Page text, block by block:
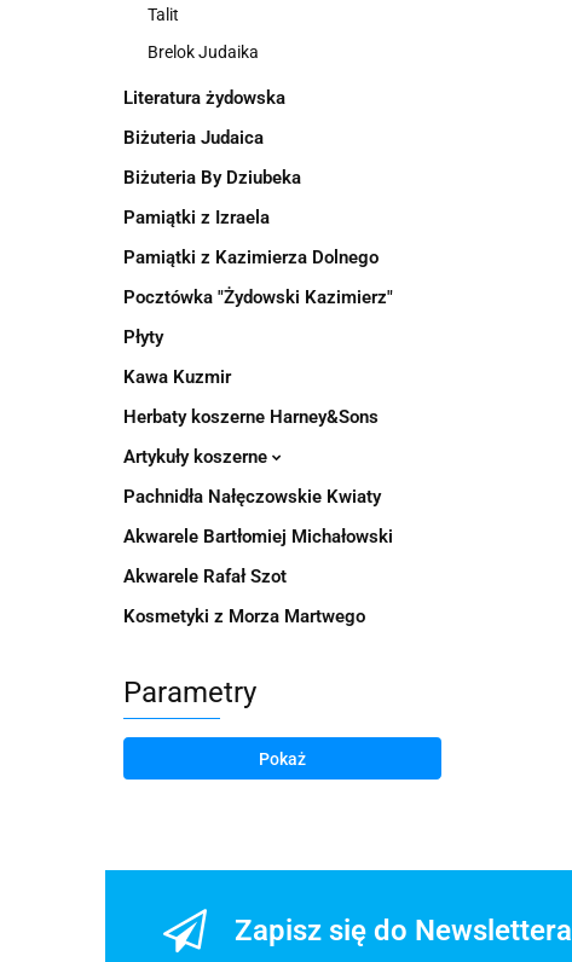
Talit
Brelok Judaika
Literatura żydowska
Biżuteria Judaica
Biżuteria By Dziubeka
Pamiątki z Izraela
Pamiątki z Kazimierza Dolnego
Pocztówka "Żydowski Kazimierz"
Płyty
Kawa Kuzmir
Herbaty koszerne Harney&Sons
Artykuły koszerne
Pachnidła Nałęczowskie Kwiaty
Akwarele Bartłomiej Michałowski
Akwarele Rafał Szot
Kosmetyki z Morza Martwego
Parametry
Pokaż
Zapisz się do Newslettera